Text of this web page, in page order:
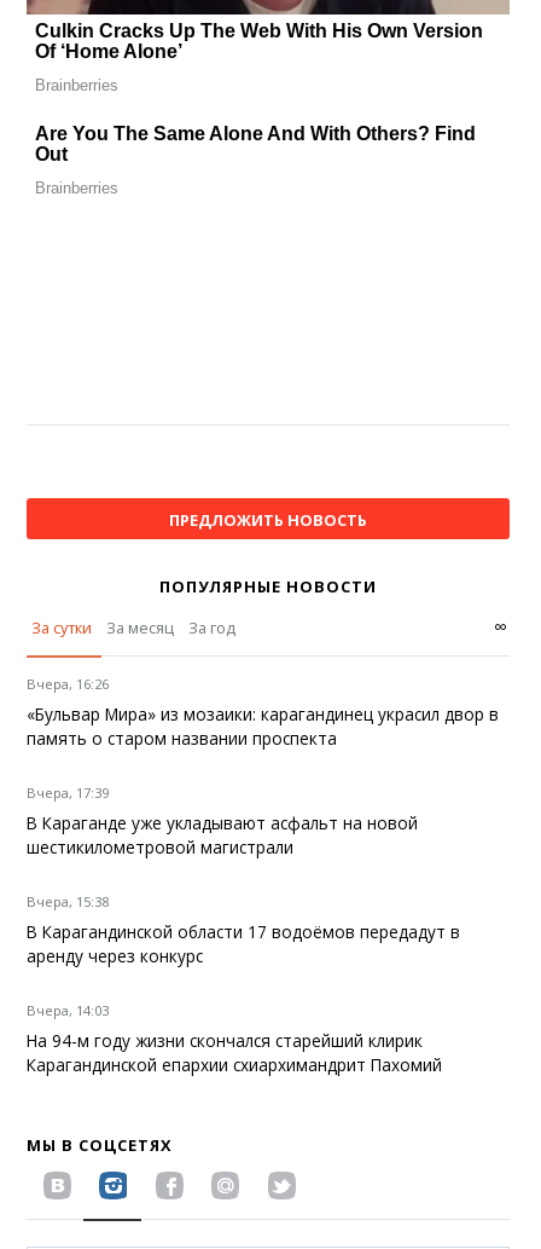
ПРЕДЛОЖИТЬ НОВОСТЬ
ПОПУЛЯРНЫЕ НОВОСТИ
За сутки
За месяц За год ∞
Вчера, 16:26
«Бульвар Мира» из мозаики: карагандинец украсил двор в
память о старом названии проспекта
Вчера, 17:39
В Караганде уже укладывают асфальт на новой
шестикилометровой магистрали
Вчера, 15:38
В Карагандинской области 17 водоёмов передадут в
аренду через конкурс
Вчера, 14:03
На 94-м году жизни скончался старейший клирик
Карагандинской епархии схиархимандрит Пахомий
МЫ В СОЦСЕТЯХ